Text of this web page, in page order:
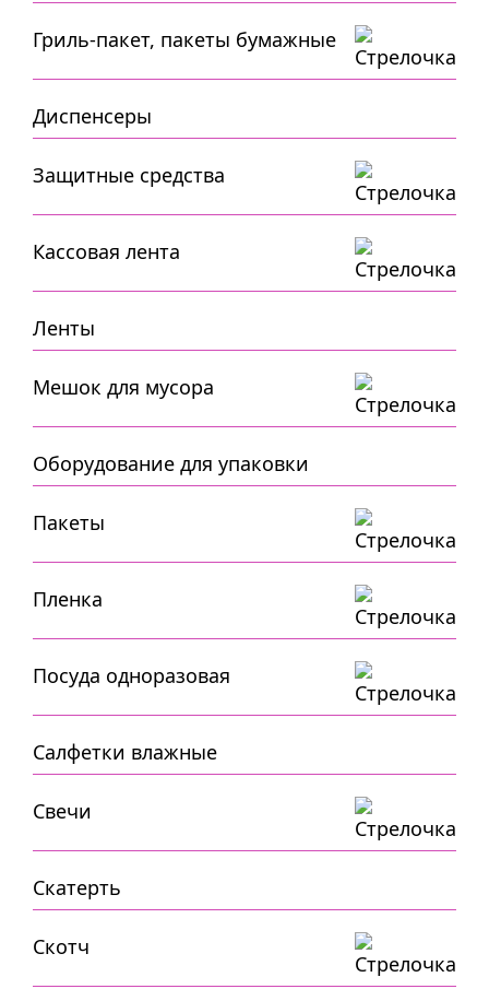
Гриль-пакет, пакеты бумажные
Диспенсеры
Защитные средства
Кассовая лента
Ленты
Мешок для мусора
Оборудование для упаковки
Пакеты
Пленка
Посуда одноразовая
Салфетки влажные
Свечи
Скатерть
Скотч